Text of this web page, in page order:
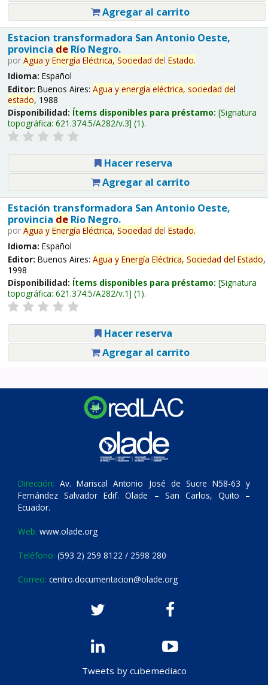
Agregar al carrito
Estacion transformadora San Antonio Oeste,
provincia deRío Negro.
por Agua y Energía Eléctrica, Sociedad del Estado.
Idioma: Español
Editor: Buenos Aires: Agua y energía eléctrica, sociedad del
estado, 1988
Disponibilidad: Ítems disponibles para préstamo: Signatura
topográfica: 621.374.5/A282/v.3 (1).
Hacer reserva
Agregar al carrito
Estación transformadora San Antonio Oeste,
provincia deRío Negro.
por Agua y Energía Eléctrica, Sociedad del Estado.
Idioma: Español
Editor: Buenos Aires: Agua y Energía Eléctrica, Sociedad del Estado,
1998
Disponibilidad: Ítems disponibles para préstamo: Signatura
topográfica: 621.374.5/A282/v.1 (1).
Hacer reserva
Agregar al carrito
Dirección: Av. Mariscal Antonio José de Sucre N58-63 y
Fernández Salvador Edif. Olade – San Carlos, Quito –
Ecuador.
Web: www.olade.org
Teléfono: (593 2) 259 8122 / 2598 280
Correo: centro.documentacion@olade.org
Tweets by cubemediaco